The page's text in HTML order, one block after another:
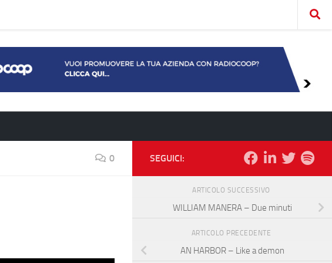
0 SEGUICI:
ARTICOLO SUCCESSIVO
WILLIAM MANERA – Due minuti
ARTICOLO PRECEDENTE
AN HARBOR – Like a demon